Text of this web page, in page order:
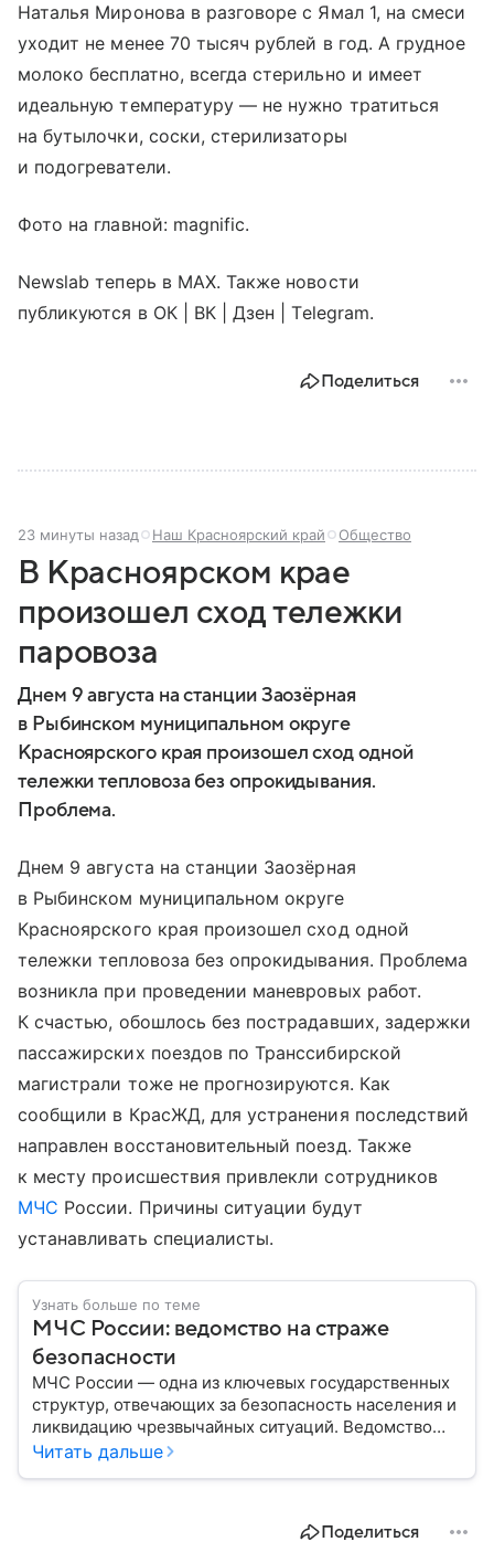
Наталья Миронова в разговоре с Ямал 1, на смеси
уходит не менее 70 тысяч рублей в год. А грудное
молоко бесплатно, всегда стерильно и имеет
идеальную температуру — не нужно тратиться
на бутылочки, соски, стерилизаторы
и подогреватели.
Фото на главной: magnific.
Newslab теперь в МАХ. Также новости
публикуются в ОК | ВК | Дзен | Telegram.
Поделиться
23 минуты назад Наш Красноярский край Общество
В Красноярском крае
произошел сход тележки
паровоза
Днем 9 августа на станции Заозёрная
в Рыбинском муниципальном округе
Красноярского края произошел сход одной
тележки тепловоза без опрокидывания.
Проблема.
Днем 9 августа на станции Заозёрная
в Рыбинском муниципальном округе
Красноярского края произошел сход одной
тележки тепловоза без опрокидывания. Проблема
возникла при проведении маневровых работ.
К счастью, обошлось без пострадавших, задержки
пассажирских поездов по Транссибирской
магистрали тоже не прогнозируются. Как
сообщили в КрасЖД, для устранения последствий
направлен восстановительный поезд. Также
к месту происшествия привлекли сотрудников
МЧС России. Причины ситуации будут
устанавливать специалисты.
Узнать больше по теме
МЧС России: ведомство на страже
безопасности
МЧС России — одна из ключевых государственных
структур, отвечающих за безопасность населения и
ликвидацию чрезвычайных ситуаций. Ведомство
играет важную роль в защите граждан от
задачи выполняет и какую роль играет в
Читать дальше
Поделиться